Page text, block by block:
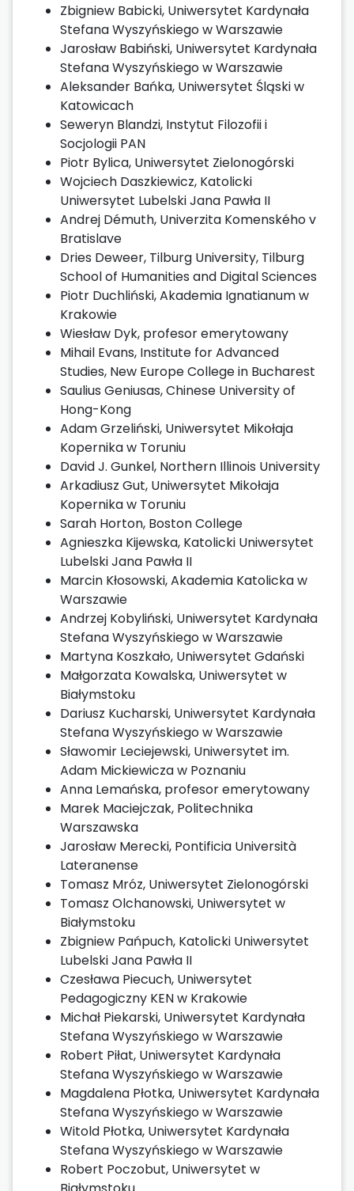
Zbigniew Babicki, Uniwersytet Kardynała
Stefana Wyszyńskiego w Warszawie
Jarosław Babiński, Uniwersytet Kardynała
Stefana Wyszyńskiego w Warszawie
Aleksander Bańka, Uniwersytet Śląski w
Katowicach
Seweryn Blandzi, Instytut Filozofii i
Socjologii PAN
Piotr Bylica, Uniwersytet Zielonogórski
Wojciech Daszkiewicz, Katolicki
Uniwersytet Lubelski Jana Pawła II
Andrej Démuth, Univerzita Komenského v
Bratislave
Dries Deweer, Tilburg University, Tilburg
School of Humanities and Digital Sciences
Piotr Duchliński, Akademia Ignatianum w
Krakowie
Wiesław Dyk, profesor emerytowany
Mihail Evans, Institute for Advanced
Studies, New Europe College in Bucharest
Saulius Geniusas, Chinese University of
Hong-Kong
Adam Grzeliński, Uniwersytet Mikołaja
Kopernika w Toruniu
David J. Gunkel, Northern Illinois University
Arkadiusz Gut, Uniwersytet Mikołaja
Kopernika w Toruniu
Sarah Horton, Boston College
Agnieszka Kijewska, Katolicki Uniwersytet
Lubelski Jana Pawła II
Marcin Kłosowski, Akademia Katolicka w
Warszawie
Andrzej Kobyliński, Uniwersytet Kardynała
Stefana Wyszyńskiego w Warszawie
Martyna Koszkało, Uniwersytet Gdański
Małgorzata Kowalska, Uniwersytet w
Białymstoku
Dariusz Kucharski, Uniwersytet Kardynała
Stefana Wyszyńskiego w Warszawie
Sławomir Leciejewski, Uniwersytet im.
Adam Mickiewicza w Poznaniu
Anna Lemańska, profesor emerytowany
Marek Maciejczak, Politechnika
Warszawska
Jarosław Merecki, Pontificia Università
Lateranense
Tomasz Mróz, Uniwersytet Zielonogórski
Tomasz Olchanowski, Uniwersytet w
Białymstoku
Zbigniew Pańpuch, Katolicki Uniwersytet
Lubelski Jana Pawła II
Czesława Piecuch, Uniwersytet
Pedagogiczny KEN w Krakowie
Michał Piekarski, Uniwersytet Kardynała
Stefana Wyszyńskiego w Warszawie
Robert Piłat, Uniwersytet Kardynała
Stefana Wyszyńskiego w Warszawie
Magdalena Płotka, Uniwersytet Kardynała
Stefana Wyszyńskiego w Warszawie
Witold Płotka, Uniwersytet Kardynała
Stefana Wyszyńskiego w Warszawie
Robert Poczobut, Uniwersytet w